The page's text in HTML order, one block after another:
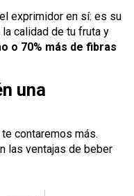
exprimidor en sí: es su
calidad de tu fruta y
o 70% más de fibras
una
contaremos más.
las ventajas de beber